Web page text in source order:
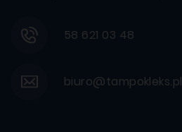
58 621 03 48
biuro@tampokleks.pl